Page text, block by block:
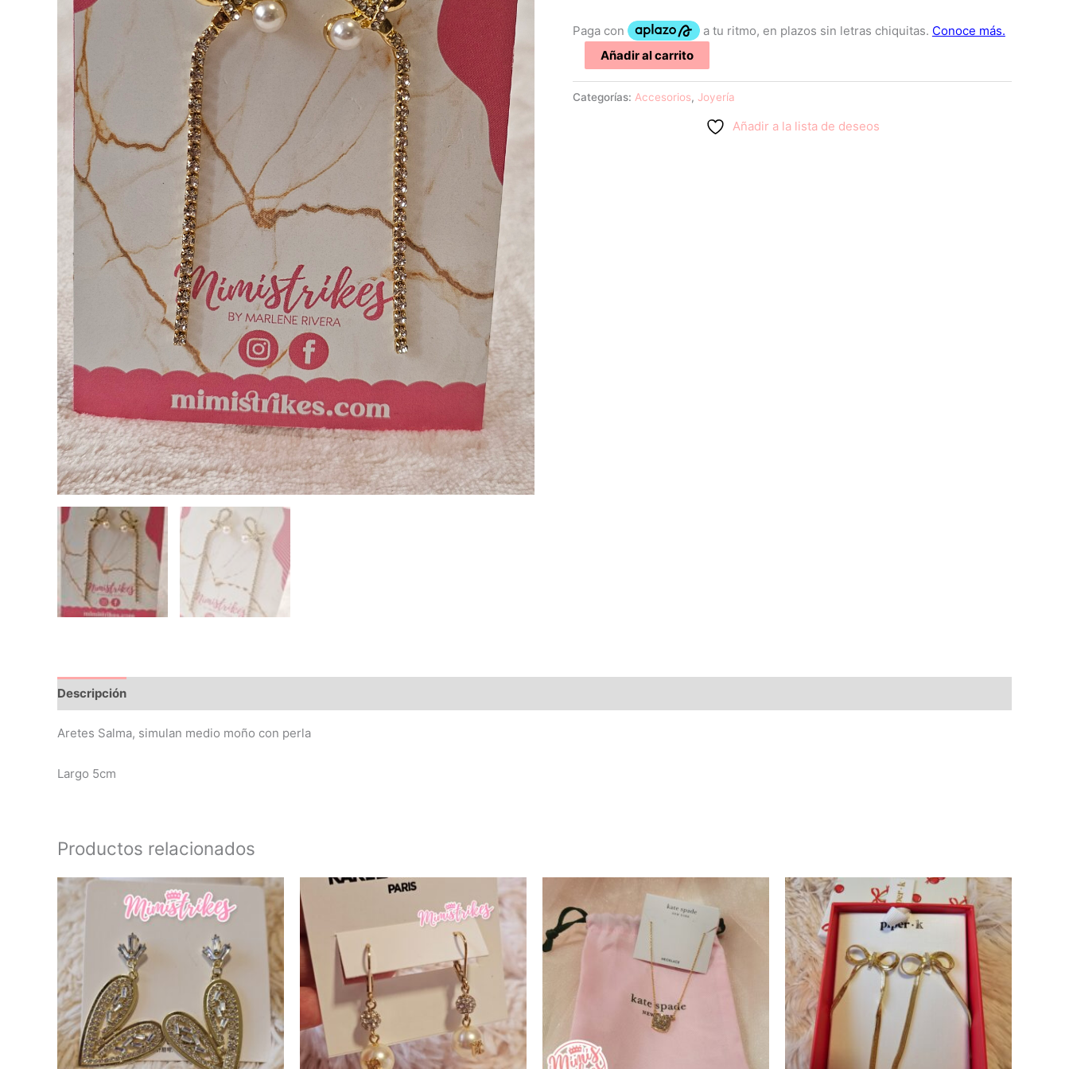
Añadir al carrito
Categorías: Accesorios, Joyería
Añadir a la lista de deseos
Descripción
Aretes Salma, simulan medio moño con perla
Largo 5cm
Productos relacionados